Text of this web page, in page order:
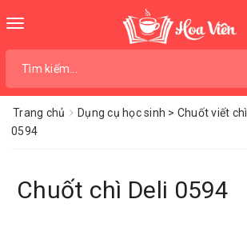
Toggle
Trang chủ Dụng cụ học sinh > Chuốt viết chì
0594
Chuốt chì Deli 0594